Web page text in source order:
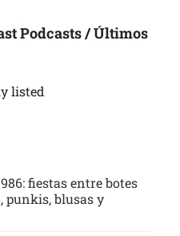
Podcasts / Últimos
listed
fiestas entre botes
punkis, blusas y